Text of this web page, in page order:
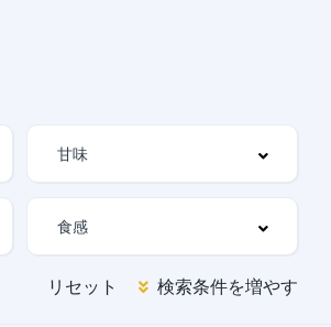
リセット 検索条件を増やす